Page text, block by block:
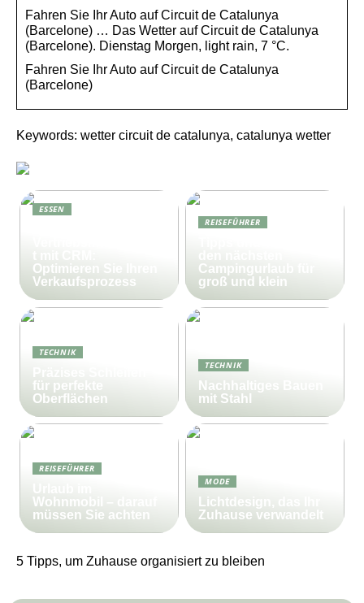
Fahren Sie Ihr Auto auf Circuit de Catalunya
(Barcelone) … Das Wetter auf Circuit de Catalunya
(Barcelone). Dienstag Morgen, light rain, 7 °C.
Fahren Sie Ihr Auto auf Circuit de Catalunya
(Barcelone)
Keywords: wetter circuit de catalunya, catalunya wetter
ESSEN
Optimieren Sie Ihren
Verkaufsprozess
REISEFÜHRER
Campingurlaub für
groß und klein
TECHNIK
für perfekte
Oberflächen
TECHNIK
Nachhaltiges Bauen
mit Stahl
REISEFÜHRER
Wohnmobil – darauf
müssen Sie achten
MODE
Lichtdesign, das Ihr
Zuhause verwandelt
5 Tipps, um Zuhause organisiert zu bleiben